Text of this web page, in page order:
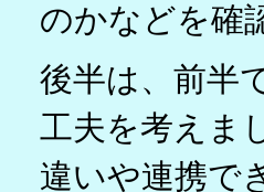
のかなどを確
後半は、前半
工夫を考えま
違いや連携で